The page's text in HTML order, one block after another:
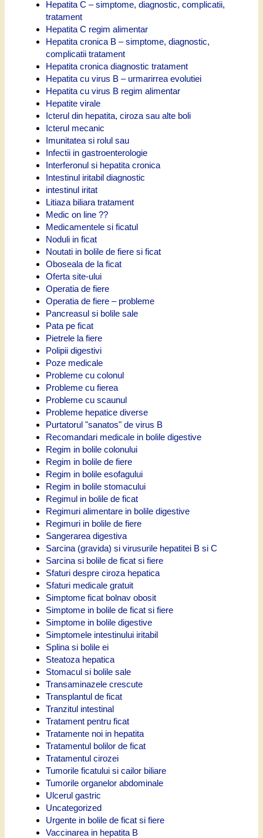
Hepatita C – simptome, diagnostic, complicatii,
tratament
Hepatita C regim alimentar
Hepatita cronica B – simptome, diagnostic,
complicatii tratament
Hepatita cronica diagnostic tratament
Hepatita cu virus B – urmarirrea evolutiei
Hepatita cu virus B regim alimentar
Hepatite virale
Icterul din hepatita, ciroza sau alte boli
Icterul mecanic
Imunitatea si rolul sau
Infectii in gastroenterologie
Interferonul si hepatita cronica
Intestinul iritabil diagnostic
intestinul iritat
Litiaza biliara tratament
Medic on line ??
Medicamentele si ficatul
Noduli in ficat
Noutati in bolile de fiere si ficat
Oboseala de la ficat
Oferta site-ului
Operatia de fiere
Operatia de fiere – probleme
Pancreasul si bolile sale
Pata pe ficat
Pietrele la fiere
Polipii digestivi
Poze medicale
Probleme cu colonul
Probleme cu fierea
Probleme cu scaunul
Probleme hepatice diverse
Purtatorul "sanatos" de virus B
Recomandari medicale in bolile digestive
Regim in bolile colonului
Regim in bolile de fiere
Regim in bolile esofagului
Regim in bolile stomacului
Regimul in bolile de ficat
Regimuri alimentare in bolile digestive
Regimuri in bolile de fiere
Sangerarea digestiva
Sarcina (gravida) si virusurile hepatitei B si C
Sarcina si bolile de ficat si fiere
Sfaturi despre ciroza hepatica
Sfaturi medicale gratuit
Simptome ficat bolnav obosit
Simptome in bolile de ficat si fiere
Simptome in bolile digestive
Simptomele intestinului iritabil
Splina si bolile ei
Steatoza hepatica
Stomacul si bolile sale
Transaminazele crescute
Transplantul de ficat
Tranzitul intestinal
Tratament pentru ficat
Tratamente noi in hepatita
Tratamentul bolilor de ficat
Tratamentul cirozei
Tumorile ficatului si cailor biliare
Tumorile organelor abdominale
Ulcerul gastric
Uncategorized
Urgente in bolile de ficat si fiere
Vaccinarea in hepatita B